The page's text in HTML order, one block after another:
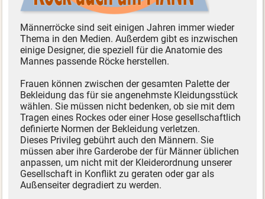
Männerröcke sind seit einigen Jahren immer wieder
Thema in den Medien. Außerdem gibt es inzwischen
einige Designer, die speziell für die Anatomie des
Mannes passende Röcke herstellen.
Frauen können zwischen der gesamten Palette der
Bekleidung das für sie angenehmste Kleidungsstück
wählen. Sie müssen nicht bedenken, ob sie mit dem
Tragen eines Rockes oder einer Hose gesellschaftlich
definierte Normen der Bekleidung verletzen.
Dieses Privileg gebührt auch den Männern. Sie
müssen aber ihre Garderobe der für Männer üblichen
anpassen, um nicht mit der Kleiderordnung unserer
Gesellschaft in Konflikt zu geraten oder gar als
Außenseiter degradiert zu werden.